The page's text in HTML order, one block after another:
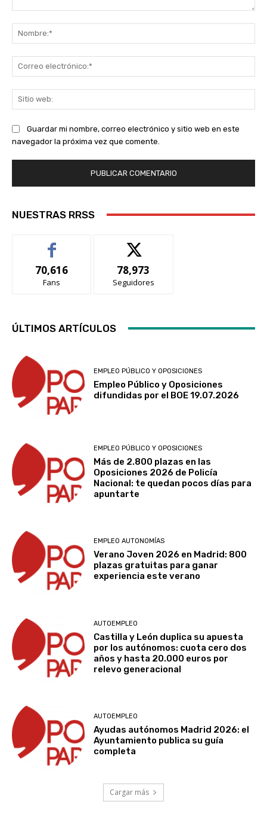
Guardar mi nombre, correo electrónico y sitio web en este
navegador la próxima vez que comente.
NUESTRAS RRSS
70,616
Fans
78,973
Seguidores
ÚLTIMOS ARTÍCULOS
EMPLEO PÚBLICO Y OPOSICIONES
Empleo Público y Oposiciones
difundidas por el BOE 19.07.2026
EMPLEO PÚBLICO Y OPOSICIONES
Más de 2.800 plazas en las
Oposiciones 2026 de Policía
Nacional: te quedan pocos días para
apuntarte
EMPLEO AUTONOMÍAS
Verano Joven 2026 en Madrid: 800
plazas gratuitas para ganar
experiencia este verano
AUTOEMPLEO
Castilla y León duplica su apuesta
por los autónomos: cuota cero dos
años y hasta 20.000 euros por
relevo generacional
AUTOEMPLEO
Ayudas autónomos Madrid 2026: el
Ayuntamiento publica su guía
completa
Cargar más